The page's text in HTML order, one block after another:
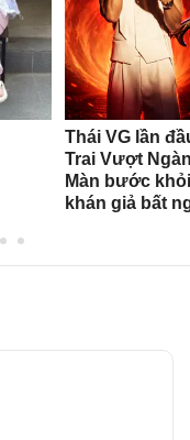
Thái VG lần
Trai Vượt
Màn bước
khán giả bất